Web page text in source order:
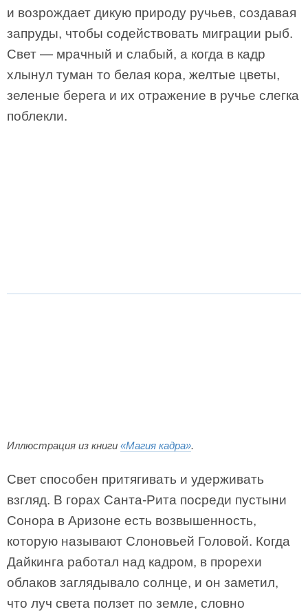
и возрождает дикую природу ручьев, создавая
запруды, чтобы содействовать миграции рыб.
Свет — мрачный и слабый, а когда в кадр
хлынул туман то белая кора, желтые цветы,
зеленые берега и их отражение в ручье слегка
поблекли.
Иллюстрация из книги «Магия кадра».
Свет способен притягивать и удерживать
взгляд. В горах Санта-Рита посреди пустыни
Сонора в Аризоне есть возвышенность,
которую называют Слоновьей Головой. Когда
Дайкинга работал над кадром, в прорехи
облаков заглядывало солнце, и он заметил,
что луч света ползет по земле, словно